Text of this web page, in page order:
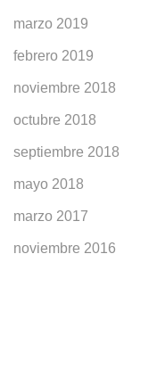
marzo 2019
febrero 2019
noviembre 2018
octubre 2018
septiembre 2018
mayo 2018
marzo 2017
noviembre 2016